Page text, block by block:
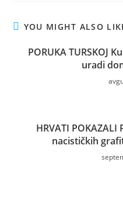
YOU MIGHT ALSO
PORUKA TURSKOJ
uradi
HRVATI POKAZALI
nacističkih